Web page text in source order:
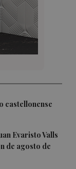
castellonense
Evaristo Valls
de agosto de